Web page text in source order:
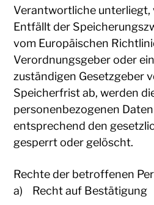
Verantwortliche unterliegt,
Entfällt der
vom Europäischen
Verordnungsgeber oder
zuständigen Gesetzgeber
Speicherfrist ab, werden
personenbezogenen
entsprechend den
gesperrt oder gelöscht.
Rechte der betroffenen
a) Recht auf Bestätigung